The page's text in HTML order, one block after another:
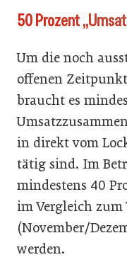
50 Prozent
Um die noch
offenen
braucht es
in direkt vom
tätig sind. Im
mindestens 40
im Vergleich zum
(November/
werden.